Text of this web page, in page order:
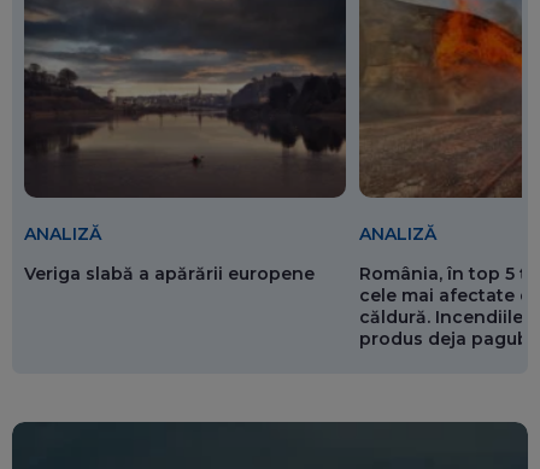
ANALIZĂ
Veriga slabă a apărării europene
ANALIZĂ
România, în top 5
cele mai afectate
căldură. Incendiile
produs deja